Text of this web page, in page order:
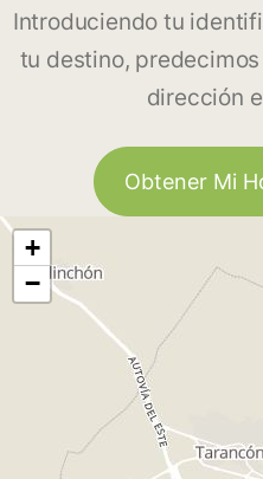
Introduciendo tu
tu destino,
dirección
Obtener Mi
+
−